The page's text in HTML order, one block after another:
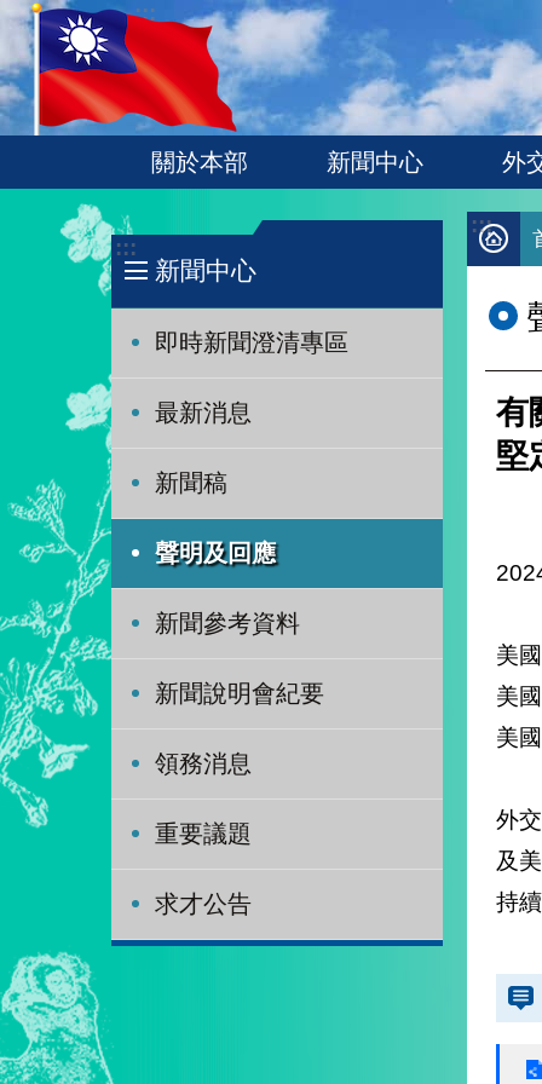
跳到主要內容區塊
:::
關於本部 新聞中心 外
:::
新聞中心
即時新聞澄清專區
最新消息
新聞稿
聲明及回應
新聞參考資料
新聞說明會紀要
領務消息
重要議題
求才公告
:::
有
堅
美
美
美
外
及
持